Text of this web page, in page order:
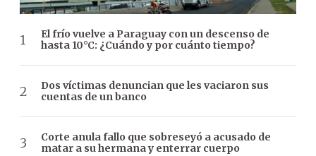
El frío vuelve a Paraguay con un descenso de
hasta 10°C: ¿Cuándo y por cuánto tiempo?
Dos víctimas denuncian que les vaciaron sus
cuentas de un banco
Corte anula fallo que sobreseyó a acusado de
matar a su hermana y enterrar cuerpo